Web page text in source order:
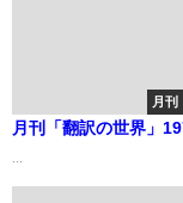
月刊
月刊「翻訳の世界」